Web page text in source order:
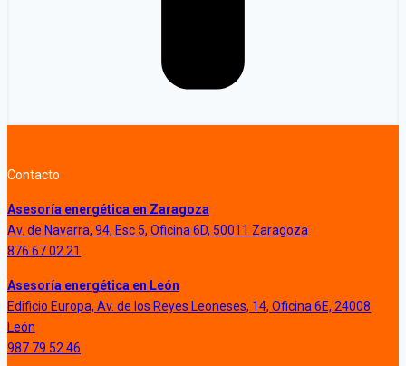
Contacto
Asesoría energética en Zaragoza
Av. de Navarra, 94, Esc 5, Oficina 6D, 50011 Zaragoza
876 67 02 21
Asesoría energética en León
Edificio Europa, Av. de los Reyes Leoneses, 14, Oficina 6E, 24008
León
987 79 52 46